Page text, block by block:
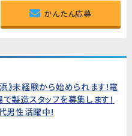
かんたん応募
》未経験から始められます!電
製造スタッフを募集します！
男性活躍中!